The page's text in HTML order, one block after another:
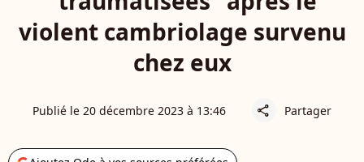
violent cambriolage survenu
chez eux
Publié le 20 décembre 2023 à 13:46 share Partager